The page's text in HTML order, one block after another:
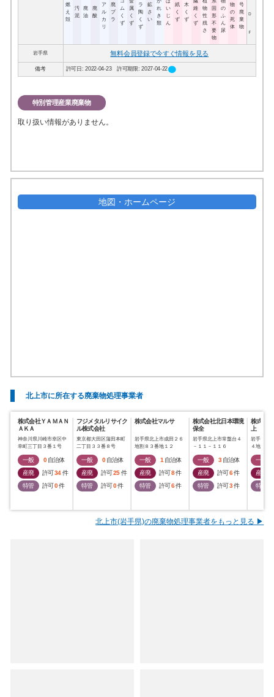
Ｄ
Ｆ
燃
え
殻
汚
泥
廃
油
廃
酸
ア
ル
カ
リ
廃
プ
ラ
ム
く
ず
属
く
ず
ラ
陶
く
ず
鉱
さ
い
れ
き
類
い
じ
ん
紙
く
ず
木
く
ず
維
く
ず
物
性
残
さ
固
形
不
要
物
の
ふ
ん
尿
物
の
死
体
号
廃
棄
物
岩手県 無料会員登録で今すぐ情報を見る
備考 許可日: 2022-04-23 許可期限: 2027-04-22circle
特別管理産業廃棄物
取り扱い情報がありません。
地図・ホームページ
北上市に所在する廃棄物処理事業者
株式会社ＹＡＭＡＮ
ＡＫＡ
神奈川県川崎市幸区中
幸町三丁目３番１号
一般 0 自治体
産廃
許可34 件
特管
許可0件
フジメタルリサイク
ル株式会社
東京都大田区蒲田本町
二丁目３３番８号
一般 0 自治体
産廃
許可25 件
特管
許可0件
株式会社マルサ
岩手県北上市成田２６
地割８３番地１２
一般 1 自治体
産廃
許可8件
特管
許可6件
株式会社北日本環境
保全
岩手県北上市常盤台４
－１１－１１６
一般 3 自治体
産廃
許可6件
特管
許可3件
株式会
上
岩手県北
４地割６
一般
産廃
特管
北上市(岩手県)の廃棄物処理事業者をもっと見る ▶